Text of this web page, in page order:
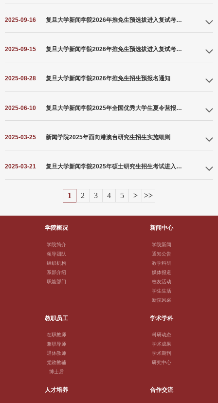
播工作。作为国内首批设立的战略传播专业硕士项目，本项目具有以下特色：1.跨学科
实务、公共外交等核心模块的系统化学习，帮助学生建立立体化知识框架，熟练掌握跨
职业发展空间。二、培养特色本项目立足于复旦大学的综合性资源平台，依托历史悠
能力要求，充分利用上海国际金融中心的资源和条件，联合国内外头部媒体机构、知名
+财经分析的复合型高端人才。1.跨学科交叉融合。打破传统学科界限，在坚持新闻传播
计算机学院、法学院，同时与上海其他高校积极合作，形成跨学科的交叉培养机制，致
的表现获得了各单位的广泛赞许，成为所在行业的精英。二、培养特色“复旦新闻馆，天
下记者家。”本项目是国内首批新闻传播综合类专硕培养项目，专注于数字新闻传播业背
跨专业交叉融合。在新文科建设指导方针下，承接专业融合和行业融合的社会发展现实
元融合的新闻传播业需求的综合素养为重要目标。2.产学研联合培养。本项目突
2025-09-16
2025-09-15 复旦大学新闻学院2026年推免生预选拔进入复试考生名单
2025-08-28 复旦大学新闻学院2026年推免生招生预报名通知
理论新闻学、中外新闻史、应用新闻学、政治传播、计算与智能传播等三十多个博士招
财经新闻、战略传播、新媒体传播、全球媒介与传播（国际双学位）五个专业硕士项目
（两年制）。一、报名时间8月29日10:00-9月7日16:00二、报名条件1.全国各高等学校
类）6.0分； 申请新闻传播学学术硕士新闻学国际双学位方向、新闻与传播专业硕士
全球媒介与传播国际双学位方向的学生，申请者的英语能力不低于以下水平：托福成绩
个学期的专业绩点排名为所在专业的前20（
2025-06-10 复旦大学新闻学院2025年全国优秀大学生夏令营报名通知
播、计算与智能传播等三十余个博士招生方向，下设新闻学、传播学、媒介管理学、国
传播（国际双学位）五个专业硕士项目（两年制）。为促进全国高校2026年优秀应届本
科毕业生之间的交流，增进考生对复旦文化和我院研究生教育的了解，本院将举办夏令
营活动，报名阶段相关事宜通知如下：一、报名时间6月10日10:00-6月20日17:00二、
报名条件1.全国各高等学校2026年应届本科毕业生。2.学习成绩优秀。除英语专业学生
过教育部考试中心组织的该语种相当于大学英语六级考试550分的成绩。3.具有良好的学
术科研能力或潜力。三、报名材料1.近期正面免
2025-03-25 新闻学院2025年面向港澳台研究生招生实施细则
院实际，为保证招生录取工作规范有序、公平公正，制定如下实施细则：一、考生提交
研成果清单；一篇代表性学术论文（不限是否发表，如非中文撰写，应附中文全文翻
科研计划书（8000字左右，中文撰写，并参照学院网站公布的《2025年新闻学院博士生
导师招生目录》，在科研计划书封面注明报考导师姓名及招生导师的研究领域）；两封
由正高职称专家签字出具的推荐信，推荐人应与报考学科有关，且不能是意向报考导
师。所有考生提交申请材料的截止时间为4月10日，未按要求提交申请材料的，视为放弃
报考。二、报考资格审查本院组织专人对考生的身份信息、学历（学位）证书[或国
（境）外学历学位的认证书]等申请材料进行审查，对符合报考条件的考生予以准考，不
2025-03-21 复旦大学新闻学院2025年硕士研究生招生考试进入复试考生名单（第二批）
1 2 3 4 5 > >>
学院概况
学院简介
领导团队
组织机构
系部介绍
职能部门
新闻中心
学院新闻
通知公告
教学科研
媒体报道
校友活动
学生生活
新院风采
教职员工
在职教师
兼职导师
退休教师
党政教辅
博士后
学术学科
科研动态
学术成果
学术期刊
研究中心
人才培养 合作交流